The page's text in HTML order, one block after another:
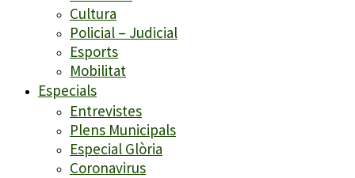
Cultura
Policial – Judicial
Esports
Mobilitat
Especials
Entrevistes
Plens Municipals
Especial Glòria
Coronavirus